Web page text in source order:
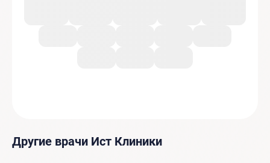
Другие врачи Ист Клиники